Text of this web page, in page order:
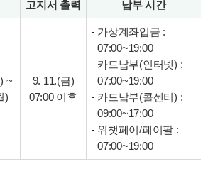
고지서 출력 납부 시간
~
)
9. 11.(금)
07:00 이후
가상계좌입금 :
07:00~19:00
카드납부(인터넷) :
07:00~19:00
카드납부(콜센터) :
09:00~17:00
위챗페이/페이팔 :
07:00~19:00